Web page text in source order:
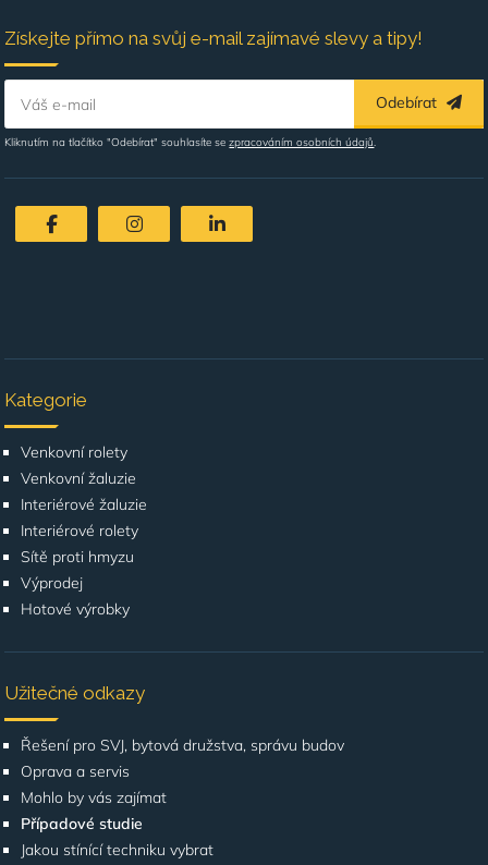
Získejte přímo na svůj e-mail zajímavé slevy a tipy!
Váš e-mail Odebírat
Kliknutím na tlačítko "Odebírat" souhlasíte sezpracováním osobních údajů.
Kategorie
Venkovní rolety
Venkovní žaluzie
Interiérové žaluzie
Interiérové rolety
Sítě proti hmyzu
Výprodej
Hotové výrobky
Užitečné odkazy
Řešení pro SVJ, bytová družstva, správu budov
Oprava a servis
Mohlo by vás zajímat
Případové studie
Jakou stínící techniku vybrat